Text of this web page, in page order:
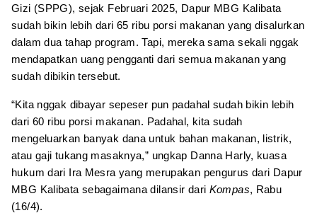
Gizi (SPPG), sejak Februari 2025, Dapur MBG Kalibata
sudah bikin lebih dari 65 ribu porsi makanan yang disalurkan
dalam dua tahap program. Tapi, mereka sama sekali nggak
mendapatkan uang pengganti dari semua makanan yang
sudah dibikin tersebut.
“Kita nggak dibayar sepeser pun padahal sudah bikin lebih
dari 60 ribu porsi makanan. Padahal, kita sudah
mengeluarkan banyak dana untuk bahan makanan, listrik,
atau gaji tukang masaknya,” ungkap Danna Harly, kuasa
hukum dari Ira Mesra yang merupakan pengurus dari Dapur
MBG Kalibata sebagaimana dilansir dari Kompas, Rabu
(16/4).